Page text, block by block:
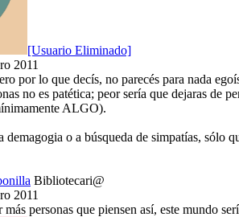
[Usuario Eliminado]
2011
por lo que decís, no parecés para nada
no es patética; peor sería que dejaras de
ALGO).
demagogia o a búsqueda de simpatías, sólo
Bibliotecari@
2011
personas que piensen así, este mundo